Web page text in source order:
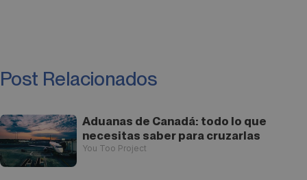
Post Relacionados
Aduanas de Canadá: todo lo que
necesitas saber para cruzarlas
You Too Project